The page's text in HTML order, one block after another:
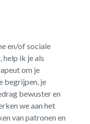
en/of sociale
ik je als
om je
begrijpen, je
bewuster en
we aan het
van patronen en